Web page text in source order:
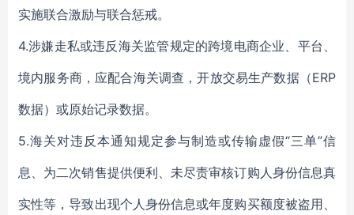
实施联合激励与联合惩戒。
4.涉嫌走私或违反海关监管规定的跨境电商企业、平台、
境内服务商，应配合海关调查，开放交易生产数据（ERP
数据）或原始记录数据。
5.海关对违反本通知规定参与制造或传输虚假“三单”信
息、为二次销售提供便利、未尽责审核订购人身份信息真
实性等，导致出现个人身份信息或年度购买额度被盗用、